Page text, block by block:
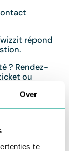
Over
te
répond
? Rendez-
ou
?